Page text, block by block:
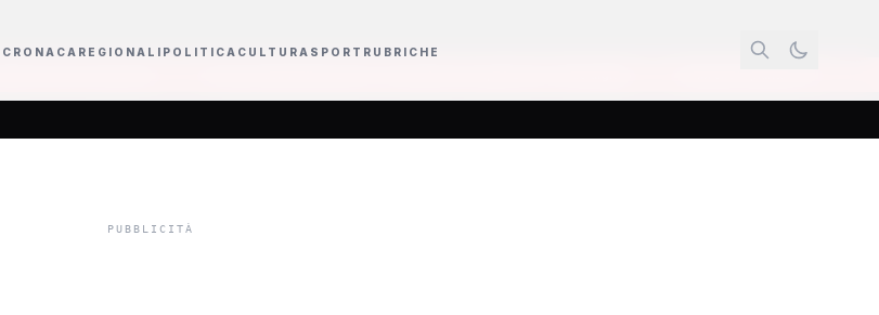
CRONACA REGIONALI POLITICA CULTURA SPORT RUBRICHE